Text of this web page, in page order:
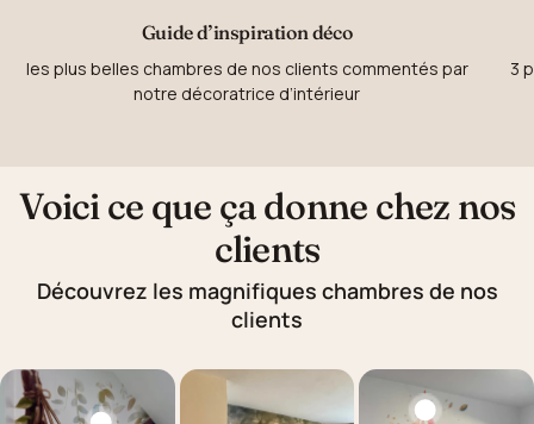
Guide d’inspiration déco
les plus belles chambres de nos clients commentés par
notre décoratrice d’intérieur
3
Voici ce que ça donne chez nos
clients
Découvrez les magnifiques chambres de nos
clients